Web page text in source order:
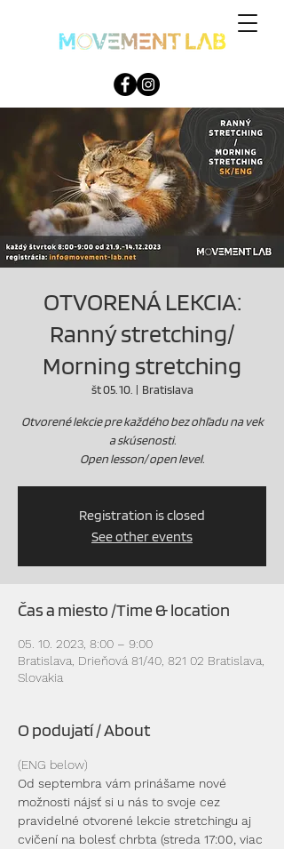
OTVORENÁ LEKCIA:
Ranný stretching/
Morning stretching
št 05. 10.
  |
Bratislava
Otvorené lekcie pre každého bez ohľadu na vek
a skúsenosti.
Open lesson/ open level.
Registration is closed
See other events
Čas a miesto /Time & location
05. 10. 2023, 8:00 – 9:00
Bratislava, Drieňová 81/40, 821 02 Bratislava,
Slovakia
O podujatí / About
(ENG below)
Od septembra vám prinášame nové
možnosti nájsť si u nás to svoje cez
pravidelné otvorené lekcie stretchingu aj
cvičení na bolesť chrbta (streda 17:00, viac